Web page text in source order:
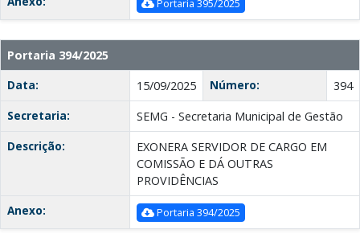
Portaria 395/2025
Portaria 394/2025
Data:
15/09/2025 Número:
394
Secretaria:
SEMG - Secretaria Municipal de Gestão
Descrição:
EXONERA SERVIDOR DE CARGO EM
COMISSÃO E DÁ OUTRAS
PROVIDÊNCIAS
Anexo:
Portaria 394/2025